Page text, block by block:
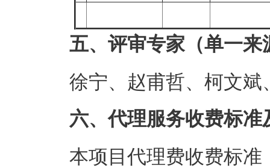
五、评审专家（单一
徐宁、赵甫哲、柯文
六、代理服务收费标准
本项目代理费收费标